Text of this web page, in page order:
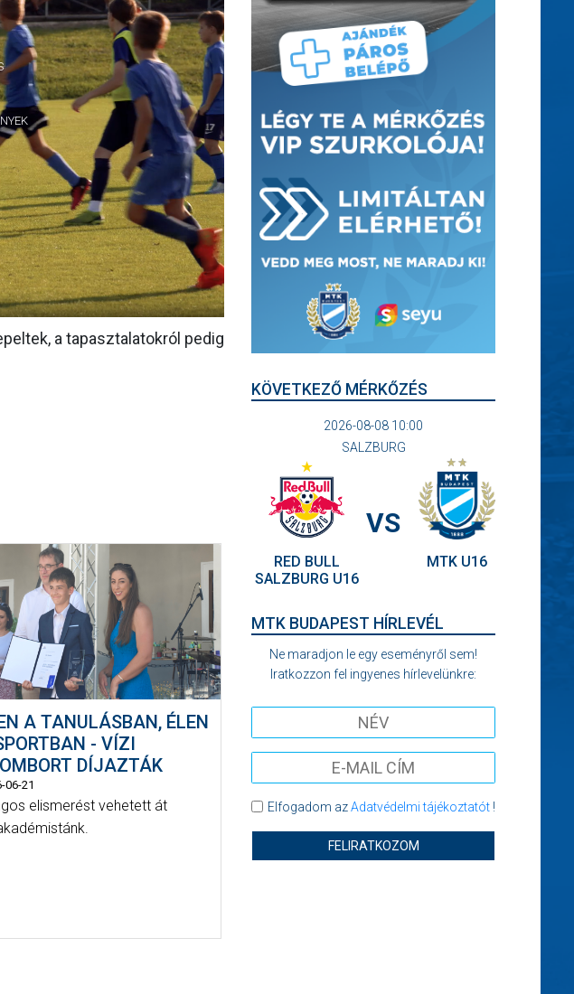
a tapasztalatokról pedig
A TANULÁSBAN, ÉLEN
- VÍZI
DÍJAZTÁK
06-21
elismerést vehetett át
KÖVETKEZŐ MÉRKŐZÉS
2026-08-08 10:00
SALZBURG
RED BULL
SALZBURG U16
VS
MTK U16
MTK BUDAPEST HÍRLEVÉL
Ne maradjon le egy eseményről sem!
Iratkozzon fel ingyenes hírlevelünkre:
Elfogadom azAdatvédelmi tájékoztatót!
FELIRATKOZOM